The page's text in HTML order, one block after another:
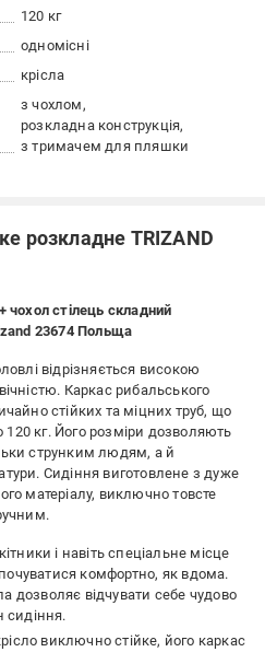
120 кг
одномісні
крісла
з чохлом
розкладна конструкція
з тримачем для пляшки
розкладне TRIZAND
чохол стілець складний
23674 Польща
відрізняється високою
Каркас рибальського
стійких та міцних труб, що
кг. Його розміри дозволяють
струнким людям, а й
Сидіння виготовлене з дуже
матеріалу, виключно товсте
і навіть спеціальне місце
комфортно, як вдома.
дозволяє відчувати себе чудово
сидіння.
виключно стійке, його каркас